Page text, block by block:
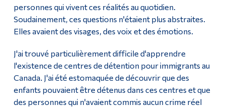
personnes qui vivent ces réalités au quotidien.
Soudainement, ces questions n'étaient plus abstraites.
Elles avaient des visages, des voix et des émotions.
J'ai trouvé particulièrement difficile d'apprendre
l'existence de centres de détention pour immigrants au
Canada. J'ai été estomaquée de découvrir que des
enfants pouvaient être détenus dans ces centres et que
des personnes qui n'avaient commis aucun crime réel